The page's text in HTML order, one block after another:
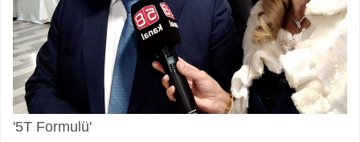
'5T Formulü'